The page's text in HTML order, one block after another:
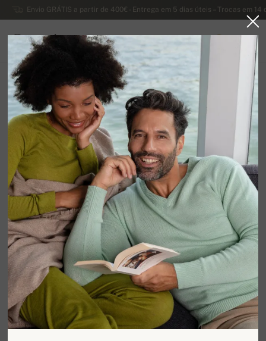
Envio GRÁTIS a partir de 400€ - Entrega em 5 dias úteis – Trocas em
Caxemira
PORTUGAL
Página principal
Suéteres femininos luxuosos de caxemira
Suéteres femininos de Alpaca